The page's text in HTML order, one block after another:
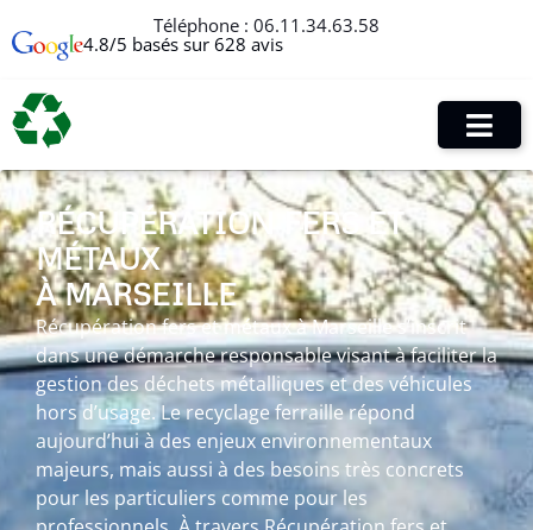
Téléphone : 06.11.34.63.58
4.8/5 basés sur 628 avis
RÉCUPÉRATION FERS ET
MÉTAUX
À MARSEILLE
Récupération fers et métaux à Marseille s’inscrit
dans une démarche responsable visant à faciliter la
gestion des déchets métalliques et des véhicules
hors d’usage. Le recyclage ferraille répond
aujourd’hui à des enjeux environnementaux
majeurs, mais aussi à des besoins très concrets
pour les particuliers comme pour les